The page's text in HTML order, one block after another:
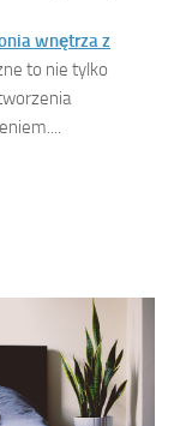
wnętrza z
to nie tylko